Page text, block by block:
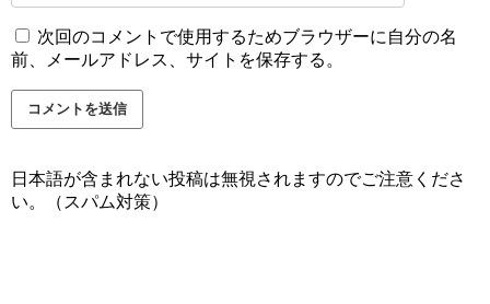
次回のコメントで使用するためブラウザーに自分の名
前、メールアドレス、サイトを保存する。
日本語が含まれない投稿は無視されますのでご注意くださ
い。（スパム対策）